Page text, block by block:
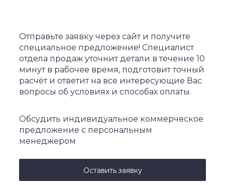
Отправьте заявку через сайт и получите
специальное предложение! Специалист
отдела продаж уточнит детали в течение 10
минут в рабочее время, подготовит точный
расчёт и ответит на все интересующие Вас
вопросы об условиях и способах оплаты.
Обсудить индивидуальное коммерческое
предложение с персональным
менеджером
Оставить заявку